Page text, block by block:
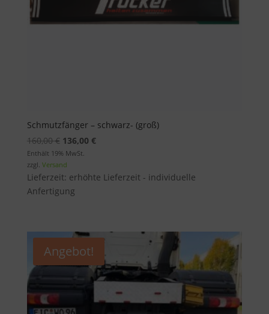
Schmutzfänger – schwarz- (groß)
160,00€ Ursprünglicher
Preis
war:
160,00 €
136,00 €Aktueller
136,00 €.
Enthält 19% MwSt.
zzgl. Versand
Lieferzeit: erhöhte Lieferzeit - individuelle
Anfertigung
Angebot!